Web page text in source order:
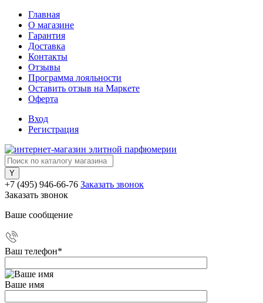
Главная
О магазине
Гарантия
Доставка
Контакты
Отзывы
Программа лояльности
Оставить отзыв на Маркете
Оферта
Вход
Регистрация
+7 (495) 946-66-76 Заказать звонок
Заказать звонок
Ваше сообщение
Ваш телефон*
Ваше имя